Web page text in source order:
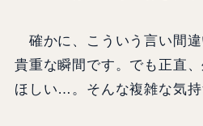
確かに、こういう言い間違
貴重な瞬間です。でも正直
ほしい…。そんな複雑な気持